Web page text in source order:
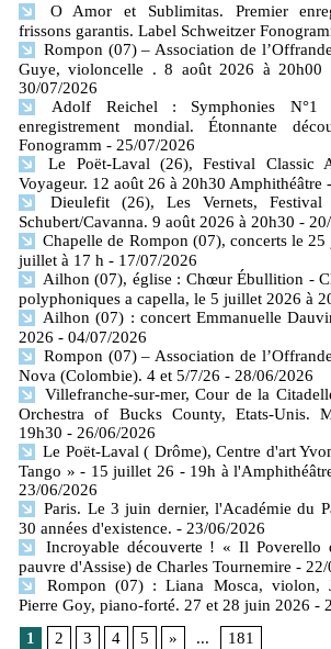
O Amor et Sublimitas. Premier
frissons garantis. Label Schweitzer
Rompon (07) – Association de
Guye, violoncelle . 8 août 2026 à
30/07/2026
Adolf Reichel : Symphonies
enregistrement mondial. Étonnante
Fonogramm - 25/07/2026
Le Poët-Laval (26), Festival
Voyageur. 12 août 26 à 20h30 Amphithéâtre
Dieulefit (26), Les Vernets,
Schubert/Cavanna. 9 août 2026 à 20h30 -
Chapelle de Rompon (07), concerts le
juillet à 17 h - 17/07/2026
Ailhon (07), église : Chœur Ébullition -
polyphoniques a capella, le 5 juillet 2026 à
Ailhon (07) : concert Emmanuelle
2026 - 04/07/2026
Rompon (07) – Association de
Nova (Colombie). 4 et 5/7/26 - 28/06/2026
Villefranche-sur-mer, Cour de la
Orchestra of Bucks County, Etats-Unis.
19h30 - 26/06/2026
Le Poët-Laval ( Drôme), Centre d'art
Tango » - 15 juillet 26 - 19h à
23/06/2026
Paris. Le 3 juin dernier, l'Académie du
30 années d'existence. - 23/06/2026
Incroyable découverte ! « Il Poverello
pauvre d'Assise) de Charles Tournemire - 22/
Rompon (07) : Liana Mosca, violon,
Pierre Goy, piano-forté. 27 et 28 juin 2026 -
1
2 3 4 5 » ... 181